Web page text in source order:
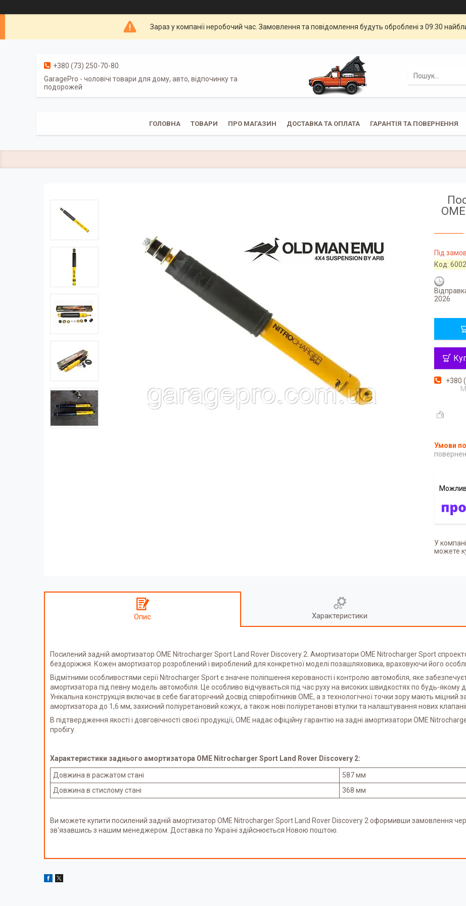
Зараз у компанії неробочий час. Замовлення та повідомлення будуть оброблені з 09:30
+380 (73) 250-70-80
GaragePro - чоловічі товари для дому, авто, відпочинку та
подорожей
ГОЛОВНА ТОВАРИ ПРО МАГАЗИН ДОСТАВКА ТА ОПЛАТА ГАРАНТІЯ ТА ПОВЕРНЕННЯ
Під
Код:
2026
+380
У
можете
Опис Характеристики
Посилений задній амортизатор OME Nitrocharger Sport Land Rover Discovery 2. Амортизатори OME Nitrocharger Sport
бездоріжжя. Кожен амортизатор розроблений і вироблений для конкретної моделі позашляховика, враховуючи його
Відмітними особливостями серії Nitrocharger Sport є значне поліпшення керованості і контролю автомобіля, яке
амортизатора під певну модель автомобіля. Це особливо відчувається під час руху на високих швидкостях по будь-якому
Унікальна конструкція включає в себе багаторічний досвід співробітників OME, а з технологічної точки зору мають міцний
амортизатора до 1,6 мм, захисний поліуретановий кожух, а також нові поліуретанові втулки та налаштування нових
В підтвердження якості і довговічності своєї продукції, OME надає офіційну гарантію на задні амортизатори OME
пробігу.
Характеристики заднього амортизатора OME Nitrocharger Sport Land Rover Discovery 2:
Довжина в расжатом стані
587 мм
Довжина в стислому стані
368 мм
Ви можете купити посилений задній амортизатор OME Nitrocharger Sport Land Rover Discovery 2 оформивши замовлення
зв'язавшись з нашим менеджером. Доставка по Україні здійснюється Новою поштою.